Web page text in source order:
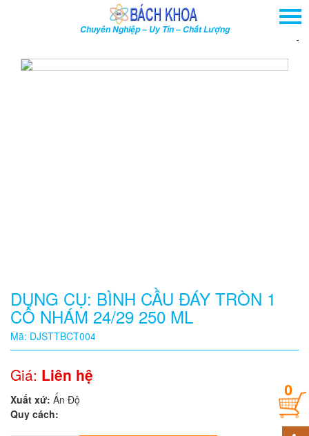
Chuyên Nghiệp – Uy Tín – Chất Lượng
SẢN PHẨM
Quy
cách
Giá:
0
đ
0
DỤNG CỤ: BÌNH CẦU ĐÁY TRÒN 1
CỔ NHÁM 24/29 250 ML
Mã: DJSTTBCT004
Giá: Liên hệ
Xuất xứ: Ấn Độ
Quy cách: